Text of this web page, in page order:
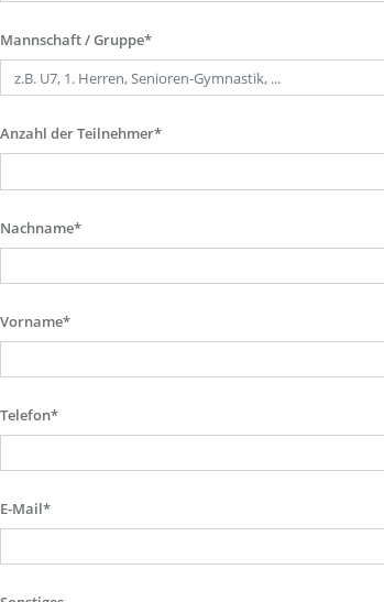
Mannschaft / Gruppe*
Anzahl der Teilnehmer*
Nachname*
Vorname*
Telefon*
E-Mail*